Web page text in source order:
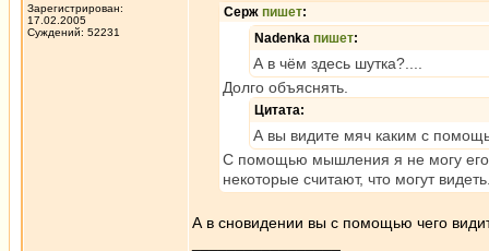
Зарегистрирован:
17.02.2005
Суждений: 52231
Серж пишет:
Nadenka пишет:
А в чём здесь шутка?....
Долго объяснять.
Цитата:
А вы видите мяч каким с
С помощью мышления я не могу его
некоторые считают, что могут
А в сновидении вы с помощью чего